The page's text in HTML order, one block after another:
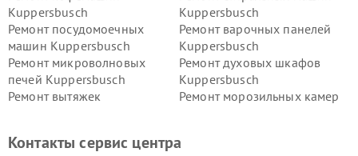
Kuppersbusch
Kuppersbusch
Ремонт посудомоечных
машин Kuppersbusch
Ремонт варочных панелей
Kuppersbusch
Ремонт микроволновых
печей Kuppersbusch
Ремонт духовых шкафов
Kuppersbusch
Ремонт вытяжек
Ремонт морозильных камер
Kuppersbusch
вакуумных упаковщиков
Контакты сервис центра